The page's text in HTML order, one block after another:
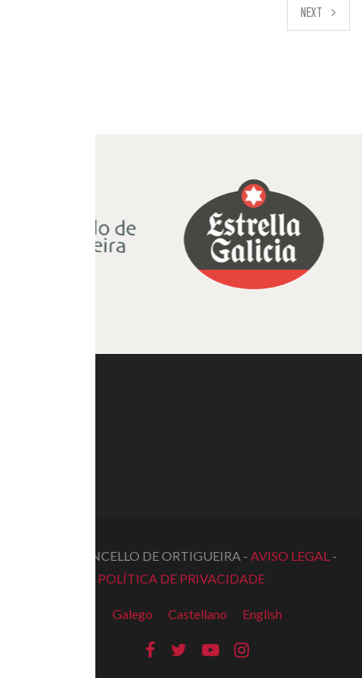
NEXT
© 2022 CONCELLO DE ORTIGUEIRA - AVISO LEGAL -
POLÍTICA DE PRIVACIDADE
Galego Castellano English